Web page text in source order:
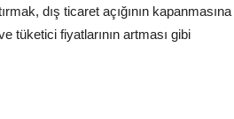
dış ticaret açığının kapanmasına
tüketici fiyatlarının artması gibi